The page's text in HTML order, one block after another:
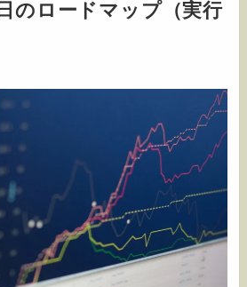
のロードマップ（実行